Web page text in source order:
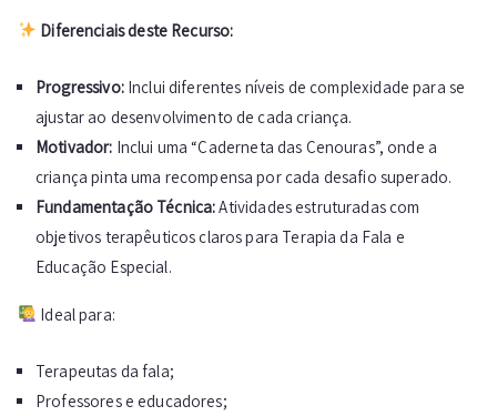
Diferenciais deste Recurso:
Progressivo:Inclui diferentes níveis de complexidade para se
ajustar ao desenvolvimento de cada criança.
Motivador: Inclui uma “Caderneta das Cenouras”, onde a
criança pinta uma recompensa por cada desafio superado.
Fundamentação Técnica:Atividades estruturadas com
objetivos terapêuticos claros para Terapia da Fala e
Educação Especial.
Ideal para:
Terapeutas da fala;
Professores e educadores;